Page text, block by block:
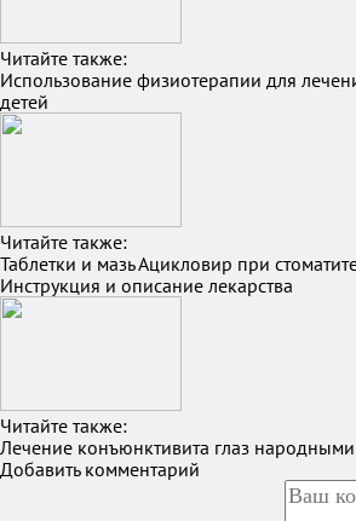
Читайте также:
Использование физиотерапии для
детей
Читайте также:
Таблетки и мазь Ацикловир при
Инструкция и описание лекарства
Читайте также:
Лечение конъюнктивита глаз
Добавить комментарий